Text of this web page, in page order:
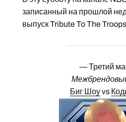
записанный на прошлой
выпуск Tribute To The
— Третий
Биг Шоуvs